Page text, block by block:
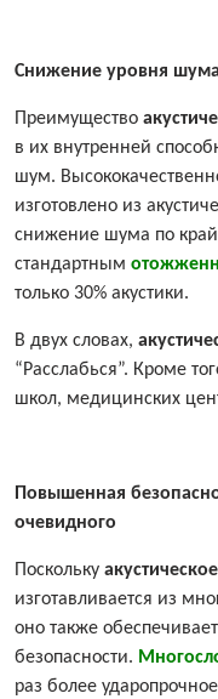
Снижение уровня
Преимущество
в их внутренней
шум.
изготовлено из
снижение шума по
стандартным
только 30% акустики.
В двух словах,
“Расслабься”. Кроме
школ, медицинских
Повышенная
очевидного
Поскольку
изготавливается из
оно также
безопасности.
раз более